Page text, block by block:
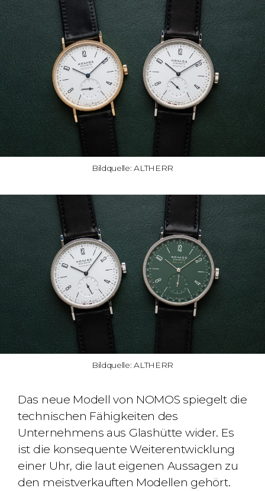
Bildquelle: ALTHERR
Bildquelle: ALTHERR
Das neue Modell von NOMOS spiegelt die
technischen Fähigkeiten des
Unternehmens aus Glashütte wider. Es
ist die konsequente Weiterentwicklung
einer Uhr, die laut eigenen Aussagen zu
den meistverkauften Modellen gehört.